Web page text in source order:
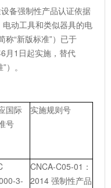
备强制性产品认证依据
动工具和类似器具的电
称“新版标准”）已于
月1日起实施，替代
。
国际
号
实施规则号
3-
CNCA-C05-01：
2014 强制性产品